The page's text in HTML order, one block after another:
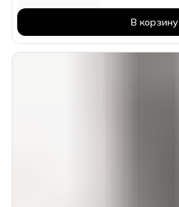
В корзину